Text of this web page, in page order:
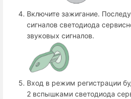
Включите зажигание.
сигналов светодиода
звуковых сигналов.
Вход в режим регистрации
2 вспышками светодиода